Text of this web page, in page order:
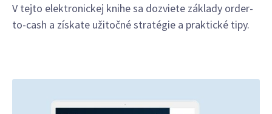
V tejto elektronickej knihe sa dozviete základy order-
to-cash a získate užitočné stratégie a praktické tipy.